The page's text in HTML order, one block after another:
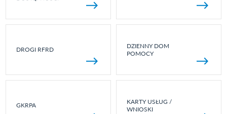
DROGI RFRD
DZIENNY DOM
POMOCY
GKRPA
KARTY USŁUG /
WNIOSKI